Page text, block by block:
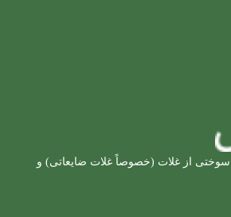
سوختی از غلات (خصوصاً غلات ضایعاتی) و